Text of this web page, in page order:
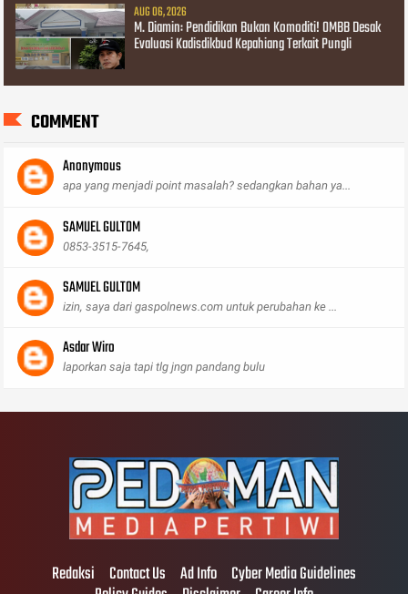
AUG 06, 2026
M. Diamin: Pendidikan Bukan Komoditi! OMBB Desak
Evaluasi Kadisdikbud Kepahiang Terkait Pungli
COMMENT
Anonymous
apa yang menjadi point masalah? sedangkan bahan ya...
SAMUEL GULTOM
0853-3515-7645,
SAMUEL GULTOM
izin, saya dari gaspolnews.com untuk perubahan ke ...
Asdar Wiro
laporkan saja tapi tlg jngn pandang bulu
Redaksi Contact Us Ad Info Cyber Media Guidelines